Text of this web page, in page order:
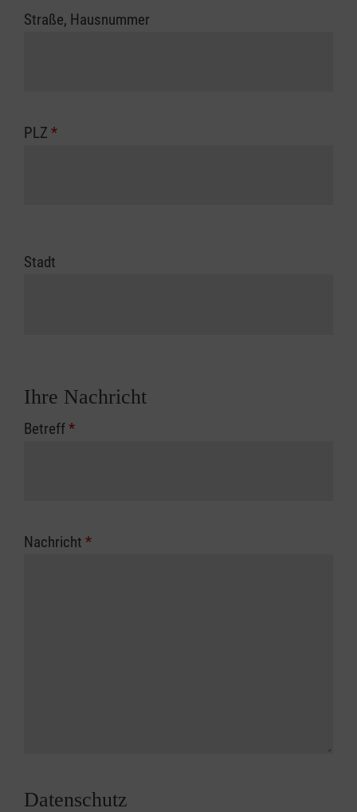
Straße, Hausnummer
PLZ *
Stadt
Ihre Nachricht
Betreff*
Nachricht *
Datenschutz